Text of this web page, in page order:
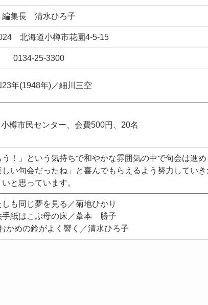
編集長 清水ひろ子
北海道小樽市花園4-5-15
0134-25-3300
23年(1948年)／細川三空
樽市民センター、会費500円、20名
！」という気持ちで和やかな雰囲気の中で句会は進め
い句会だったね」と喜んでもらえるよう努力していき
いと思っています。
も同じ夢を見る／菊地ひかり
手紙はこぶ母の床／葦本 勝子
かめの鈴がよく響く／清水ひろ子